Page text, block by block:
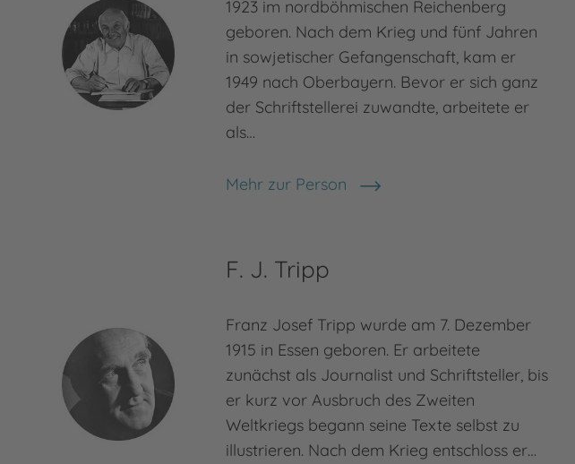
1923 im nordböhmischen Reichenberg
geboren. Nach dem Krieg und fünf Jahren
in sowjetischer Gefangenschaft, kam er
1949 nach Oberbayern. Bevor er sich ganz
der Schriftstellerei zuwandte, arbeitete er
als…
Mehr zur Person
Otfried Preußler
F. J. Tripp
Franz Josef Tripp wurde am 7. Dezember
1915 in Essen geboren. Er arbeitete
zunächst als Journalist und Schriftsteller, bis
er kurz vor Ausbruch des Zweiten
Weltkriegs begann seine Texte selbst zu
illustrieren. Nach dem Krieg entschloss er…